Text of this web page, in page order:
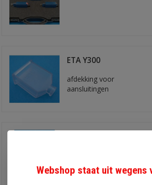
ETA Y300
afdekking voor
aansluitingen
automaat
Webshop staat uit wegens